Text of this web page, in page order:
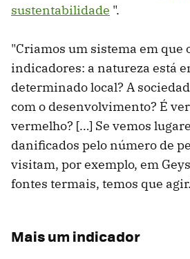
sustentabilidade ".
"Criamos um sistema em que
indicadores: a natureza está
determinado local? A
com o desenvolvimento? É
vermelho? […] Se vemos
danificados pelo número de
visitam, por exemplo, em
fontes termais, temos que
Mais um indicador